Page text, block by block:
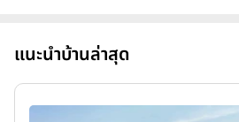
แนะนำบ้านล่าสุด